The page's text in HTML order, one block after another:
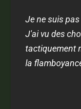
Je ne suis
J'ai vu des
tactiquement
la